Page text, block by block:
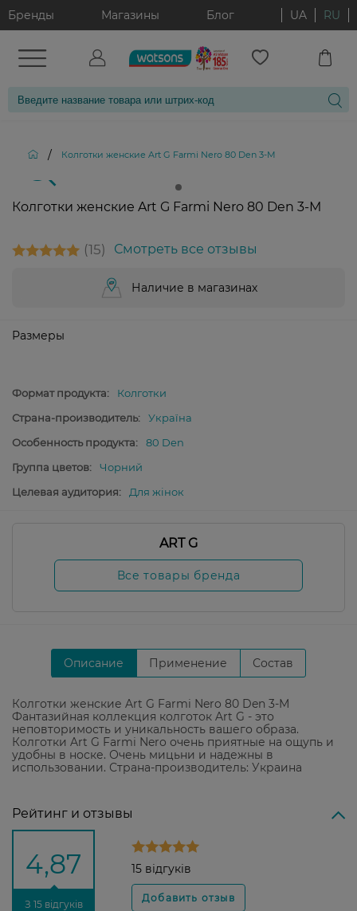
Бренды Магазины Блог UA RU
/ Колготки женские Art G Farmi Nero 80 Den 3-М
Колготки женские Art G Farmi Nero 80 Den 3-М
15 Смотреть все отзывы
Наличие в магазинах
Размеры
Формат продукта:
Колготки
Страна-производитель:
Україна
Особенность продукта:
80 Den
Группа цветов:
Чорний
Целевая аудитория:
Для жінок
ART G
Все товары бренда
Описание Применение Состав
Колготки женские Art G Farmi Nero 80 Den 3-М
Фантазийная коллекция колготок Art G - это
неповторимость и уникальность вашего образа.
Колготки Art G Farmi Nero очень приятные на ощупь и
удобны в носке. Очень мицьни и надежны в
использовании. Страна-производитель: Украина
Рейтинг и отзывы
4,87
З 15 відгуків
15 відгуків